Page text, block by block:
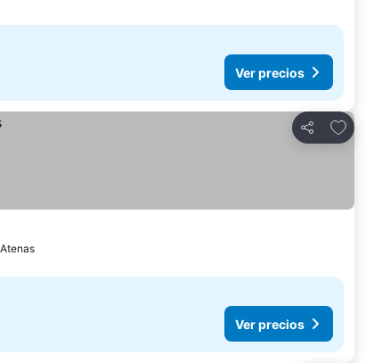
Ver precios
Compartir
Agregar
Ver precios